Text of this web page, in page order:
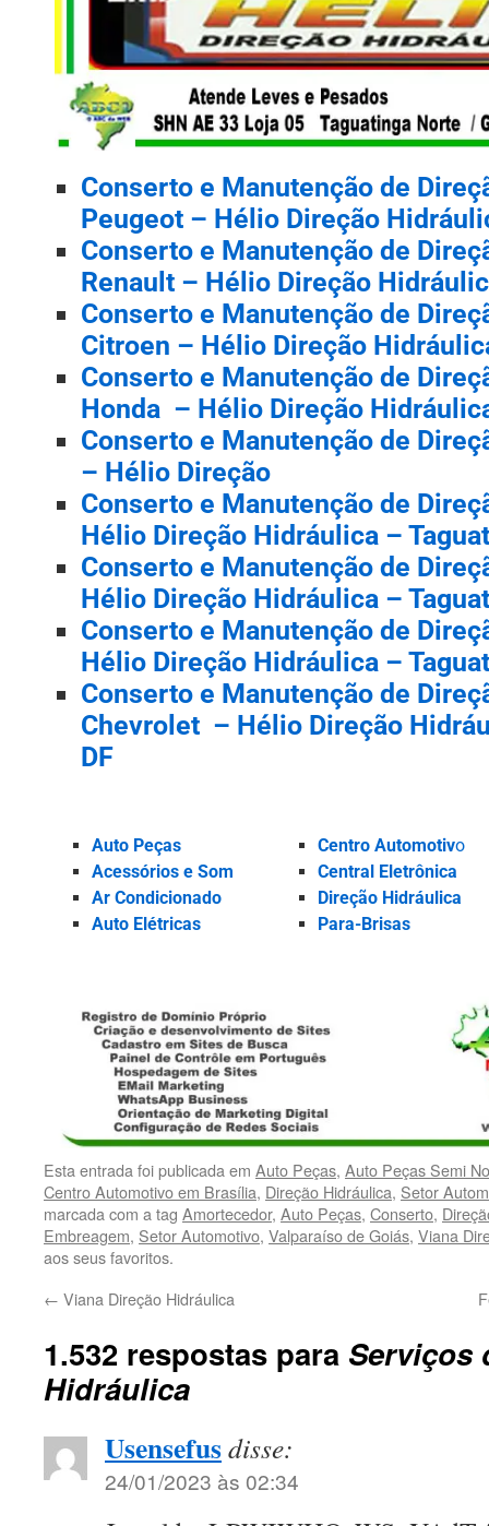
Conserto e Manutenção de
Peugeot – Hélio Direção
Conserto e Manutenção de
Renault – Hélio Direção
Conserto e Manutenção de
Citroen – Hélio Direção
Conserto e Manutenção de
Honda – Hélio Direção
Conserto e Manutenção de
– Hélio Direção
Conserto e Manutenção de
Hélio Direção Hidráulica –
Conserto e Manutenção de
Hélio Direção Hidráulica –
Conserto e Manutenção de
Hélio Direção Hidráulica –
Conserto e Manutenção de
Chevrolet – Hélio Direção
DF
Auto Peças
Acessórios e Som
Ar Condicionado
Auto Elétricas
Centro Automotivo
Central Eletrônica
Direção Hidráulica
Para-Brisas
Esta entrada foi publicada em Auto Peças, Auto Peças Semi
Centro Automotivo em Brasília, Direção Hidráulica, Setor
marcada com a tag Amortecedor, Auto Peças, Conserto,
Embreagem, Setor Automotivo, Valparaíso de Goiás, Viana
aos seus favoritos.
← Viana Direção Hidráulica
1.532 respostas para Serviços
Hidráulica
Usensefusdisse:
24/01/2023 às 02:34